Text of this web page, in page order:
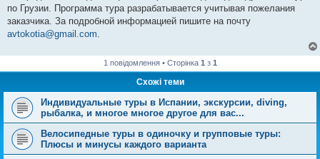
д
о
л
я
по Грузии. Программа тура разрабатывается учитывая пожелания
заказчика. За подробной информацией пишите на почту
avtokotia@gmail.com.
1 повідомлення • Сторінка 1 з 1
Схожі теми
Индивидуальные туры в Испании, экскурсии, diving,
рыбалка, и многое многое другое для вас...
Велосипедные туры в одиночку и групповые туры:
Плюсы и минусы каждого варианта